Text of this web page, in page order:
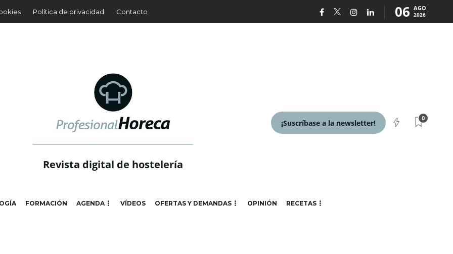
Política de privacidad Contacto 06 AGO
2026
Revista digital de hostelería
¡Suscríbase a la newsletter!
0
FORMACIÓN AGENDA VÍDEOS OFERTAS Y DEMANDAS OPINIÓN RECETAS